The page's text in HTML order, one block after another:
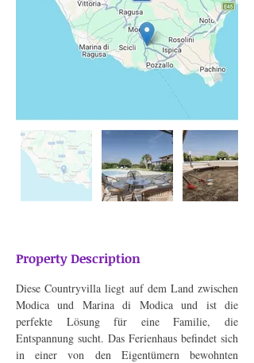
Property Description
Diese Countryvilla liegt auf dem Land zwischen
Modica und Marina di Modica und ist die
perfekte Lösung für eine Familie, die
Entspannung sucht. Das Ferienhaus befindet sich
in einer von den Eigentümern bewohnten